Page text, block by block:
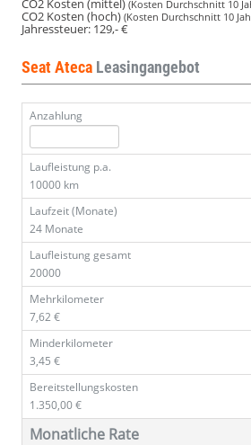
(Kosten Durchschnitt 10
CO2 Kosten (hoch) (Kosten Durchschnitt 10
Jahressteuer: 129,- €
Seat Ateca Leasingangebot
Anzahlung
Laufleistung p.a.
10000 km
Laufzeit (Monate)
24 Monate
Laufleistung gesamt
20000
Mehrkilometer
7,62 €
Minderkilometer
3,45 €
Bereitstellungskosten
1.350,00 €
Monatliche Rate